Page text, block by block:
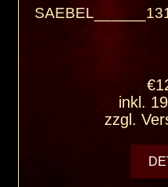
inkl.
zzgl.